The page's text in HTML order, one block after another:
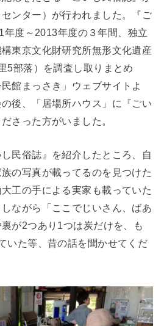
ンター）が行われました。『ご
年度～2013年度の３年間、独立
東京文化財研究所無形文化遺産
5部落）を調査し取りまとめ
館まっさき」ウェブサイトよ
後、「居場所ハウス」に『ごい
さった方がいました。
民俗誌』を紹介したところ、自
の写真が載ってるのを見つけた
工の手による実家も載っていた
ながら「ここでじいさん、ばあ
が2つあり1つは炭だけを、も
いた等、昔の話を聞かせてくだ